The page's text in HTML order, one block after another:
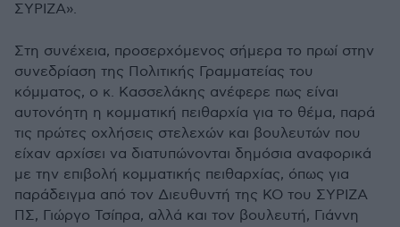
ΣΥΡΙΖΑ».
Στη συνέχεια, προσερχόμενος σήμερα το πρωί στην
συνεδρίαση της Πολιτικής Γραμματείας του
κόμματος, ο κ. Κασσελάκης ανέφερε πως είναι
αυτονόητη η κομματική πειθαρχία για το θέμα, παρά
τις πρώτες οχλήσεις στελεχών και βουλευτών που
είχαν αρχίσει να διατυπώνονται δημόσια αναφορικά
με την επιβολή κομματικής πειθαρχίας, όπως για
παράδειγμα από τον Διευθυντή της ΚΟ του ΣΥΡΙΖΑ
ΠΣ, Γιώργο Τσίπρα, αλλά και τον βουλευτή, Γιάννη